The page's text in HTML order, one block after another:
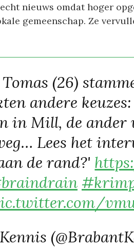
nieuws omdat hoger
gemeenschap. Ze
Tomas (26)
andere
in Mill, de ander
Lees het
de rand?'